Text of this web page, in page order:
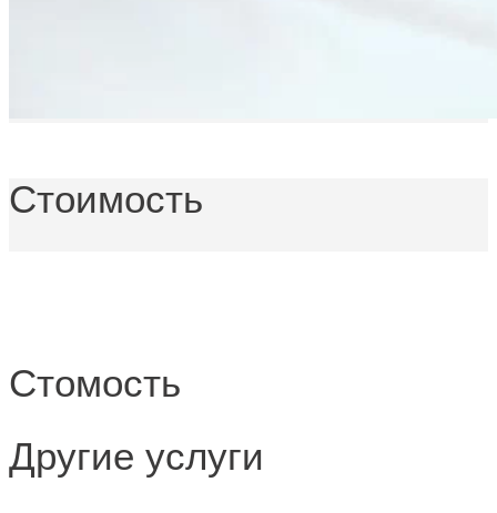
Стоимость
Стомость
Другие услуги